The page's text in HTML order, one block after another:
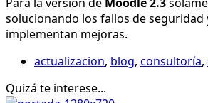
solucionando los fallos de seguridad
implementan mejoras.
actualizacion, blog, consultoría,
Quizá te interese...